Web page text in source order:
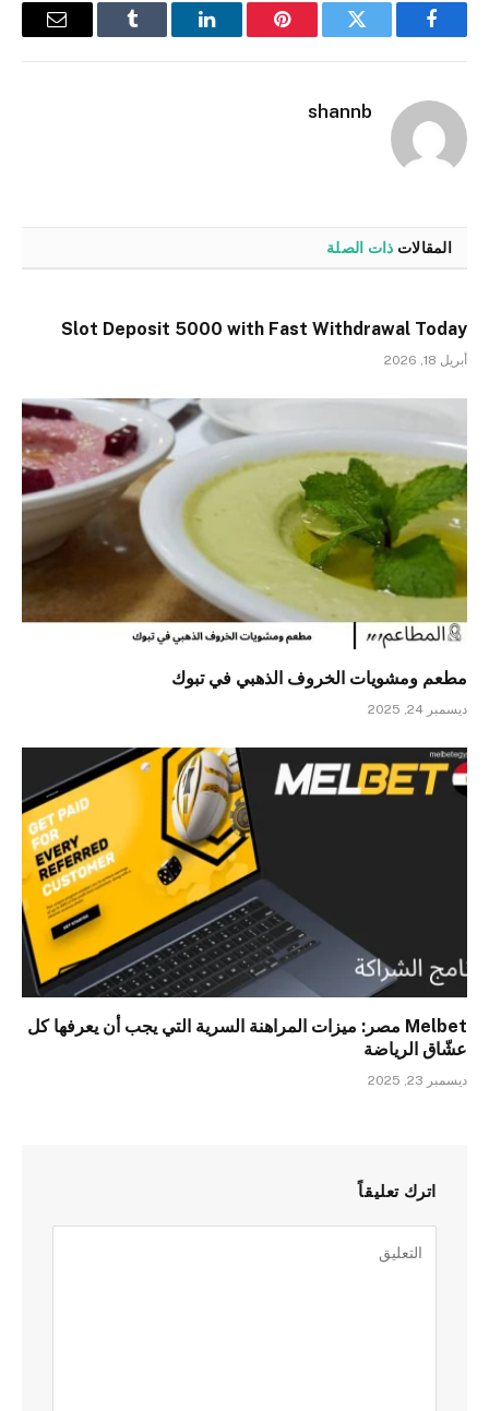
فيسبوك تويتر بينتيريستلينكدإن Tumblr
البريد
shannb
المقالات ذات الصلة
Slot Deposit 5000 with Fast Withdrawal Today
أبريل 18, 2026
مطعم ومشويات الخروف الذهبي في تبوك
ديسمبر 24, 2025
Melbet مصر: ميزات المراهنة السرية التي يجب أن يعرفها كل
عشّاق الرياضة
ديسمبر 23, 2025
اترك تعليقاً